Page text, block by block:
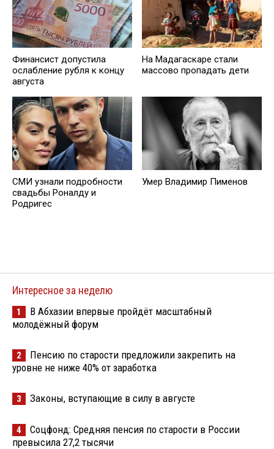
Финансист допустила
ослабление рубля к концу
августа
На Мадагаскаре стали
массово пропадать дети
СМИ узнали подробности
свадьбы Роналду и
Родригес
Умер Владимир Пименов
Интересное за неделю
1
В Абхазии впервые пройдёт масштабный
молодёжный форум
2
Пенсию по старости предложили закрепить на
уровне не ниже 40% от заработка
3 Законы, вступающие в силу в августе
4
Соцфонд: Средняя пенсия по старости в России
превысила 27,2 тысячи